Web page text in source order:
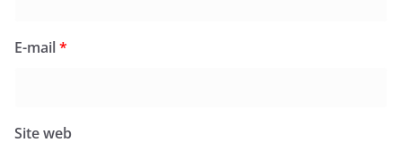
E-mail*
Site web